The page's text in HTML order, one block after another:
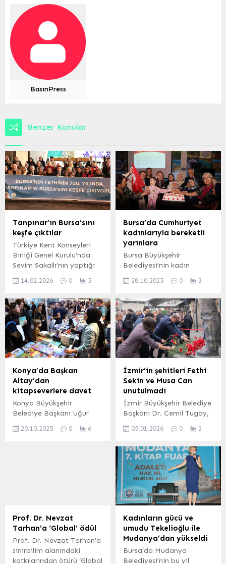
BasınPress
Benzer Konular
Tanpınar’ın Bursa’sını
keşfe çıktılar
Türkiye Kent Konseyleri
Birliği Genel Kurulu’nda
Sevim Sakallı’nın yaptığı
Yapılan daveti üzerine
konseyleri, Bursa’nın tarihi
ve kültürel değerlerini
keşfetmek üzere kente
gelmeye başladı. BURSA
(İGFA) – Bursa’nın
Fethi’nin 700’üncü yıl
dönümü etkinlikleri
kapsamında yapılan
çağrıya ilk olarak Gölcük
Kent Konseyi Emekliler
Meclisi icabet etti....
14.02.2026 0 5
Bursa’da Cumhuriyet
kadınlarıyla bereketli
yarınlara
Bursa Büyükşehir
Belediyesi’nin kadın
kooperatiflerinin ve kadın
buluşturduğu ‘Cumhuriyet
Kadınlarıyla Bereketli
Yarınlara’ temalı
programda, kadın
üreticilerin başarı
hikayeleri anlatıldı. BURSA
(İGFA) – Bursa Büyükşehir
Belediyesi, 29 Ekim
Cumhuriyet Bayramı’nın
kapsamında ‘Cumhuriyet
Kadınlarıyla Bereketli
Yarınlara’ temalı bir
Hizmetler Dairesi
Başkanlığı’nın ev...
28.10.2025 0 3
Konya’da Başkan
Altay’dan
kitapseverlere davet
Konya Büyükşehir
Belediye Başkanı Uğur
geleceğe kitaplarla aile
yaptığını kaydeden
Başkan Altay, “Sadece
dönemde yapmış
olduğumuz etkinliklerle
20.10.2025 0 6
İzmir’in şehitleri Fethi
Sekin ve Musa Can
unutulmadı
İzmir Büyükşehir Belediye
Başkanı Dr. Cemil Tugay,
Adliyesi’ne yönelik terör
polis memuru Fethi Sekin
ile adliye çalışanı mübaşir
Musa Can’ın 9’uncu ölüm
yıl dönümü nedeniyle
düzenlenen törene katıldı.
İZMİR (İGFA) – İzmir’de 5
Ocak 2017’de teröristler
tarafından İzmir
Adliyesi’ne yönelik saldırıyı
önlemeye çalışırken...
05.01.2026 0 2
Prof. Dr. Nevzat
Tarhan’a ‘Global’ ödül
Prof. Dr. Nevzat Tarhan’a
sinirbilim alanındaki
katkılarından ötürü ‘Global
Kadınların gücü ve
umudu Tekelioğlu ile
Mudanya’dan yükseldi
Bursa’da Mudanya
Belediyesi’nin bu yıl